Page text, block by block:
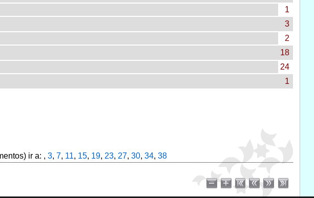
1
3
2
18
24
1
ir a: , 3, 7, 11, 15, 19, 23, 27, 30, 34, 38